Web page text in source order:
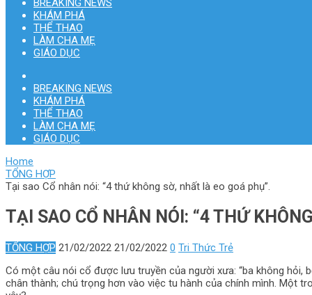
KHÁM PHÁ
THỂ THAO
LÀM CHA MẸ
GIÁO DỤC
BREAKING NEWS
KHÁM PHÁ
THỂ THAO
LÀM CHA MẸ
GIÁO DỤC
Home
TỔNG HỢP
Tại sao Cổ nhân nói: “4 thứ không sờ, nhất là eo goá phụ”.
TẠI SAO CỔ NHÂN NÓI: “4 THỨ
TỔNG HỢP 21/02/2022 21/02/2022 0 Tri Thức Trẻ
Có một câu nói cổ được lưu truyền của người xưa: “ba không hỏi,
chân thành; chú trọng hơn vào việc tu hành của chính mình. Một